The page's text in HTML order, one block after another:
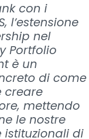
con i
l’estensione
nel
Portfolio
è un
di come
creare
mettendo
le nostre
istituzionali di